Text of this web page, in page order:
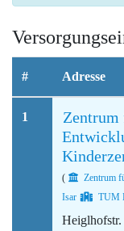
# Adresse
1
Zentrum
(
Zentrum
Isar
TUM
Heiglhofstr.